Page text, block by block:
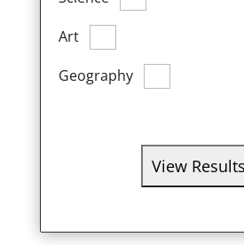
Art
Geography